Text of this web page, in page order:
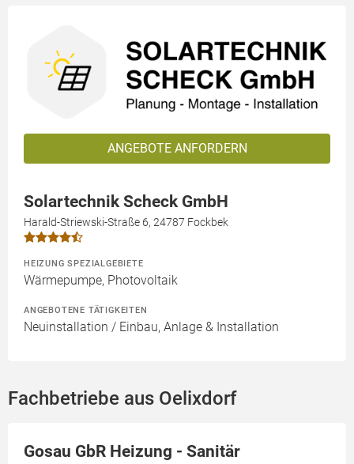
ANGEBOTE ANFORDERN
Solartechnik Scheck GmbH
Harald-Striewski-Straße 6, 24787 Fockbek
HEIZUNG SPEZIALGEBIETE
Wärmepumpe, Photovoltaik
ANGEBOTENE TÄTIGKEITEN
Neuinstallation / Einbau, Anlage & Installation
Fachbetriebe aus Oelixdorf
Gosau GbR Heizung - Sanitär